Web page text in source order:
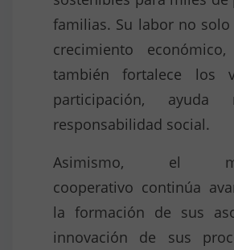
familias. Su labor no
crecimiento
también fortalece los
participación,
responsabilidad social.
Asimismo, el
cooperativo continúa
la formación de sus
innovación de sus